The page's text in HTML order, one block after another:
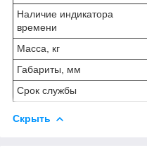
Наличие индикатора
времени
Масса, кг
Габариты, мм
Срок службы
Скрыть